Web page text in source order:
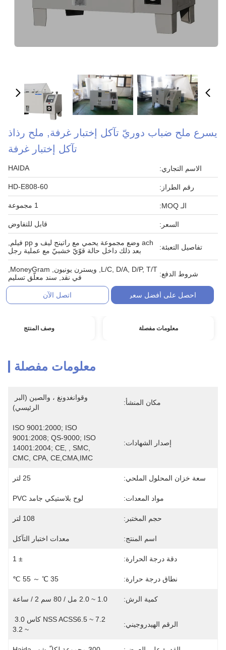
يسرع ملح ضباب دوريّ تآكل إختبار غرفة, ملح رذاذ
تآكل إختبار غرفة
الاسم التجاري: HAIDA
رقم الطراز: HD-E808-60
الـ MOQ: 1 مجموعة
السعر: قابل للتفاوض
تفاصيل التعبئة:
ach وضع مجموعة يحمي مع راتينج ليف و pp فيلم,
بعد ذلك داخل حالة قوّيّ خشبيّ مع عملية رجل
شروط الدفع:
في نقد, سند معلّق تسليم
احصل على أفضل سعر اتصل الآن
معلومات مفصلة وصف المنتج
معلومات مفصلة
مكان المنشأ:
الرئيسي)
إصدار الشهادات:
ISO 9001:2000; ISO
9001:2008; QS-9000; ISO
14001:2004; CE, , SMC,
CMC, CPA, CE,CMA,IMC
سعة خزان المحلول الملحي: 25 لتر
مواد المعدات: لوح بلاستيكي جامد PVC
حجم المختبر: 108 لتر
اسم المنتج: معدات اختبار التآكل
دقة درجة الحرارة: ± 1
نطاق درجة حرارة: 35 ℃ ～ 55 ℃
كمية الرش: 1.0 ~ 2.0 مل / 80 سم 2 / ساعة
الرقم الهيدروجيني:
~ 3.2